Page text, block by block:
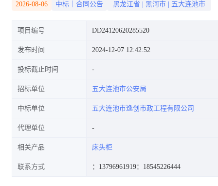
2026-08-06 中标｜合同公告 黑龙江省 黑河市 五大连池市
项目编号 DD24120620285520
发布时间 2024-12-07 12:42:52
投标截止时间
招标单位 五大连池市公安局
中标单位 五大连池市逸创市政工程有限公司
代理单位
相关产品 床头柜
联系方式 ：13796961919：18545226444